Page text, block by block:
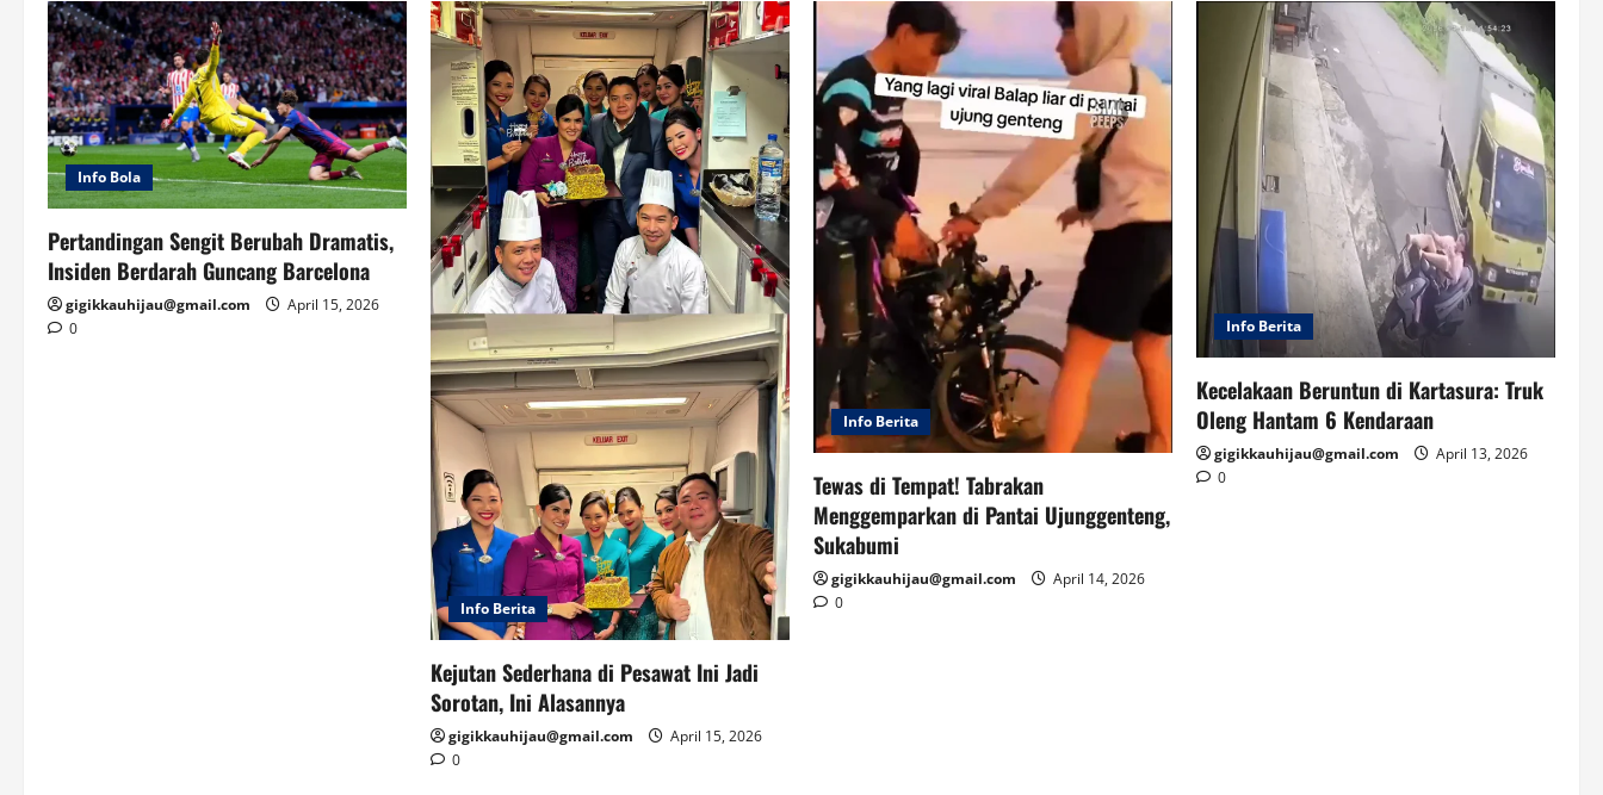
Info Bola
Pertandingan Sengit Berubah Dramatis,
Insiden Berdarah Guncang Barcelona
gigikkauhijau@gmail.com
April 15, 2026
0
Info Berita
Kejutan Sederhana di Pesawat Ini Jadi
Sorotan, Ini Alasannya
gigikkauhijau@gmail.com
April 15, 2026
0
Info Berita
Tewas di Tempat! Tabrakan
Menggemparkan di Pantai Ujunggenteng,
Sukabumi
gigikkauhijau@gmail.com
April 14, 2026
0
Info Berita
Kecelakaan Beruntun di Kartasura: Truk
Oleng Hantam 6 Kendaraan
gigikkauhijau@gmail.com
April 13, 2026
0